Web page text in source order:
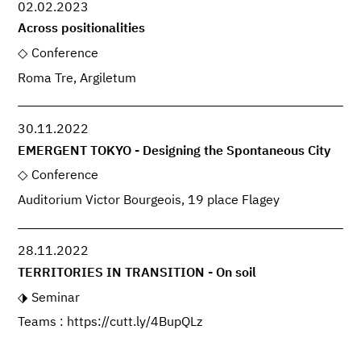
02.02.2023
Across positionalities
Conference
Roma Tre, Argiletum
30.11.2022
EMERGENT TOKYO - Designing the Spontaneous City
Conference
Auditorium Victor Bourgeois, 19 place Flagey
28.11.2022
TERRITORIES IN TRANSITION - On soil
Seminar
Teams : https://cutt.ly/4BupQLz